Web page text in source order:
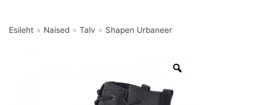
Esileht » Naised » Talv » Shapen Urbaneer